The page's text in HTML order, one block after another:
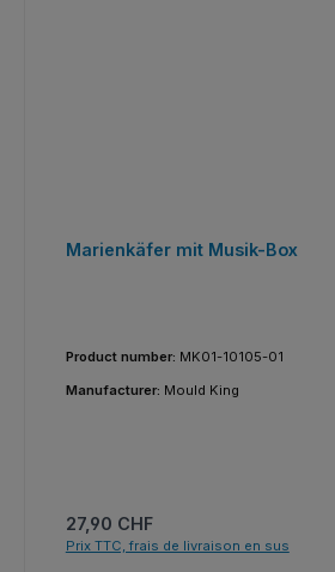
Marienkäfer mit Musik-Box
Product number: MK01-10105-01
Manufacturer: Mould King
Prix régulier :
27,90 CHF
Prix TTC, frais de livraison en sus